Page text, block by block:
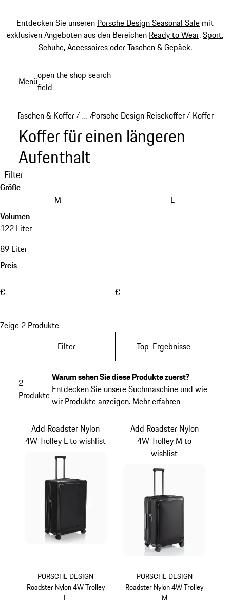
Entdecken Sie unseren Porsche Design Seasonal Sale mit
exklusiven Angeboten aus den Bereichen Ready to Wear,Sport,
Schuhe,AccessoiresoderTaschen & Gepäck.
Hauptinhalt
Menüopen the shop search
field
Taschen & Koffer / …
Reveal collapsed breadcrumb items
/Porsche Design Reisekoffer / Koffer für
Koffer für einen längeren
Aufenthalt
Filter
Größe
M
L
Volumen
122 Liter
89 Liter
Preis
€ €
Zeige 2 Produkte
Filter
Top-Ergebnisse
2
Produkte
Warum sehen Sie diese Produkte zuerst?
Entdecken Sie unsere Suchmaschine und wie
wir Produkte anzeigen. Mehr erfahren
PORSCHE DESIGN
Roadster Nylon 4W Trolley
L
Add Roadster Nylon
4W Trolley L to wishlist
PORSCHE DESIGN
Roadster Nylon 4W Trolley
M
Add Roadster Nylon
4W Trolley M to
wishlist